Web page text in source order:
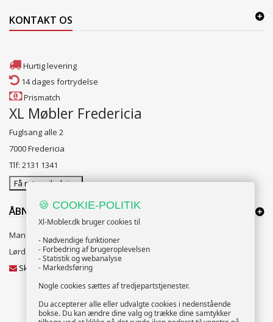
KONTAKT OS
Hurtig levering
14 dages fortrydelse
Prismatch
XL Møbler Fredericia
Fuglsang alle 2
7000 Fredericia
Tlf: 2131 1341
Få rutevejledning
ÅBNINGSTIDER:
Mandag til Fredag 10:00 til 18:00
Lørdag og Søndag 10:00 til 16:00
Skriv til vores kundeservice
🍪 COOKIE-POLITIK
Xl-Mobler.dk bruger cookies til
- Nødvendige funktioner
- Forbedring af brugeroplevelsen
- Statistik og webanalyse
- Markedsføring
Nogle cookies sættes af tredjepartstjenester.
Du accepterer alle eller udvalgte cookies i nedenstående
bokse. Du kan ændre dine valg og trække dine samtykker